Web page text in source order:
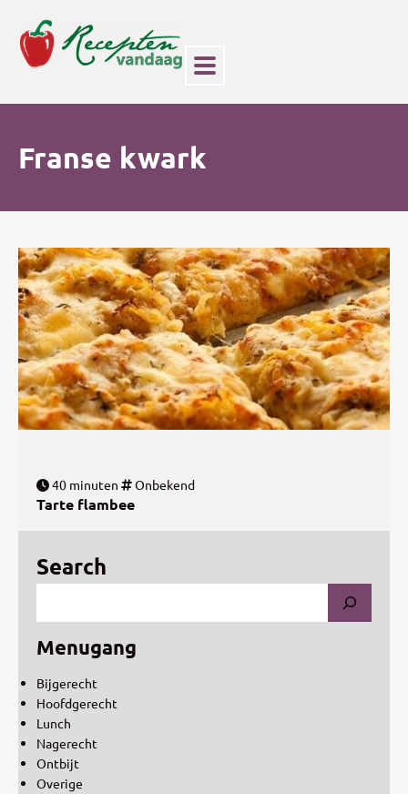
Franse kwark
40 minuten Onbekend
Tarte flambee
Search
Menugang
Bijgerecht
Hoofdgerecht
Lunch
Nagerecht
Ontbijt
Overige